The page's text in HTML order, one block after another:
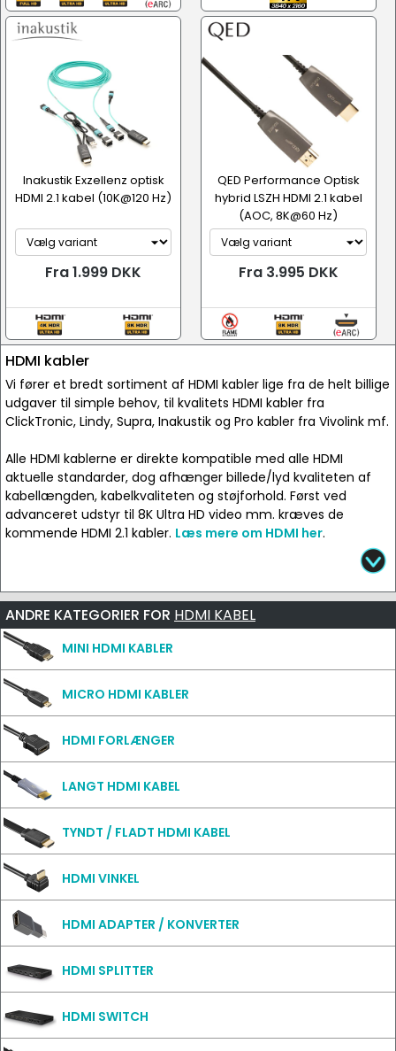
Inakustik Exzellenz optisk
HDMI 2.1 kabel (10K@120 Hz)
Fra 1.999 DKK
QED Performance Optisk
hybrid LSZH HDMI 2.1 kabel
(AOC, 8K@60 Hz)
Fra 3.995 DKK
HDMI kabler
Vi fører et bredt sortiment af HDMI kabler lige fra de helt billige
udgaver til simple behov, til kvalitets HDMI kabler fra
ClickTronic, Lindy, Supra, Inakustik og Pro kabler fra Vivolink mf.
Alle HDMI kablerne er direkte kompatible med alle HDMI
aktuelle standarder, dog afhænger billede/lyd kvaliteten af
kabellængden, kabelkvaliteten og støjforhold. Først ved
advanceret udstyr til 8K Ultra HD video mm. kræves de
kommende HDMI 2.1 kabler. Læs mere om HDMI her.
ANDRE KATEGORIER FOR HDMI KABEL
MINI HDMI KABLER
MICRO HDMI KABLER
HDMI FORLÆNGER
LANGT HDMI KABEL
TYNDT / FLADT HDMI KABEL
HDMI VINKEL
HDMI ADAPTER / KONVERTER
HDMI SPLITTER
HDMI SWITCH